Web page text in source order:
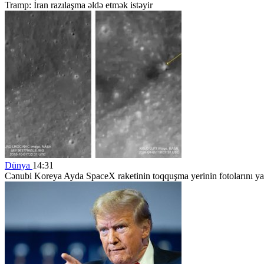
Tramp: İran razılaşma əldə etmək istəyir
Dünya 14:31
Cənubi Koreya Ayda SpaceX raketinin toqquşma yerinin fotolarını